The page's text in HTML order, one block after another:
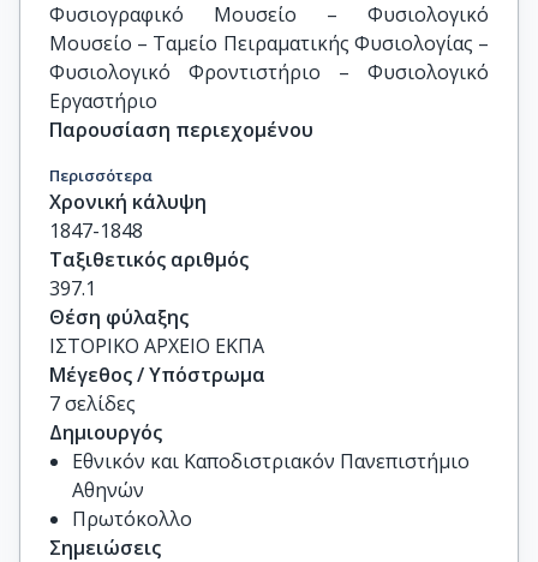
Φυσιογραφικό Μουσείο – Φυσιολογικό
Μουσείο – Ταμείο Πειραματικής Φυσιολογίας –
Φυσιολογικό Φροντιστήριο – Φυσιολογικό
Εργαστήριο
Παρουσίαση περιεχομένου
Περισσότερα
Χρονική κάλυψη
1847-1848
Ταξιθετικός αριθμός
397.1
Θέση φύλαξης
ΙΣΤΟΡΙΚΟ ΑΡΧΕΙΟ ΕΚΠΑ
Μέγεθος / Υπόστρωμα
7 σελίδες
Δημιουργός
Εθνικόν και Καποδιστριακόν Πανεπιστήμιο
Αθηνών
Πρωτόκολλο
Σημειώσεις